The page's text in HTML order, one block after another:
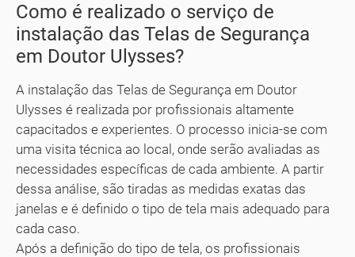
Como é realizado o serviço de
instalação das Telas de Segurança
em Doutor Ulysses?
A instalação das Telas de Segurança em Doutor
Ulysses é realizada por profissionais altamente
capacitados e experientes. O processo inicia-se com
uma visita técnica ao local, onde serão avaliadas as
necessidades específicas de cada ambiente. A partir
dessa análise, são tiradas as medidas exatas das
janelas e é definido o tipo de tela mais adequado para
cada caso.
Após a definição do tipo de tela, os profissionais